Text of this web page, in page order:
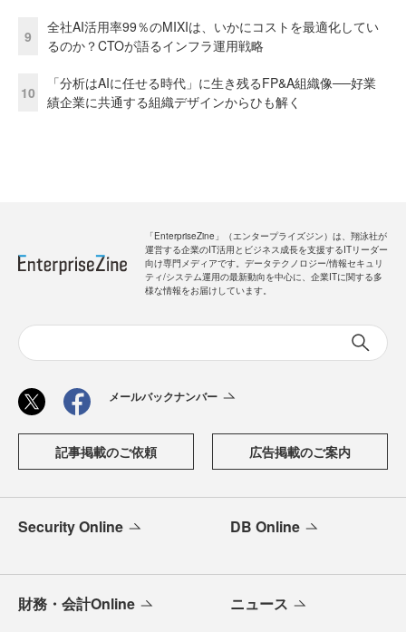
9
全社AI活用率99％のMIXIは、いかにコストを最適化してい
るのか？CTOが語るインフラ運用戦略
10
「分析はAIに任せる時代」に生き残るFP&A組織像──好業
績企業に共通する組織デザインからひも解く
「EnterpriseZine」（エンタープライズジン）は、翔泳社が
運営する企業のIT活用とビジネス成長を支援するITリーダー
向け専門メディアです。データテクノロジー/情報セキュリ
ティ/システム運用の最新動向を中心に、企業ITに関する多
様な情報をお届けしています。
メールバックナンバー
記事掲載のご依頼 広告掲載のご案内
Security Online DB Online
財務・会計Online ニュース